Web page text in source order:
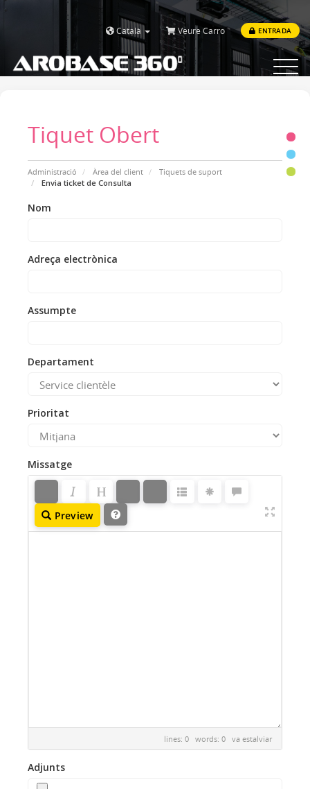
Català Veure Carro ENTRADA
Toggle
Tiquet Obert
Administració Àrea del client
Tiquets de suport
Envia ticket de Consulta
Nom
Adreça electrònica
Assumpte
Departament
Prioritat
Missatge
Preview
lines: 0 words: 0 va estalviar
Adjunts